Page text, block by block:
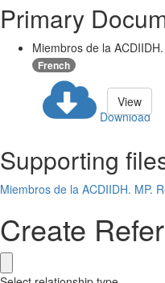
Primary
Miembros de la
French
Download
View
Supporting
Miembros de la ACDIIDH. MP.
Create